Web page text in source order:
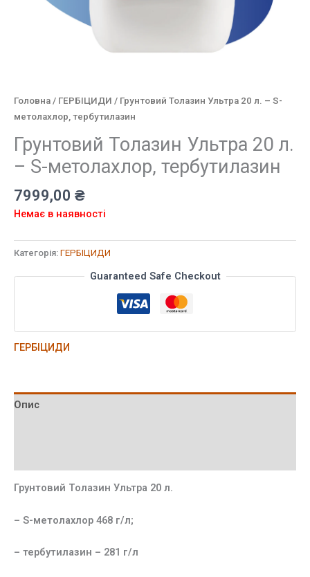
Головна / ГЕРБІЦИДИ / Грунтовий Толазин Ультра 20 л. – S-
метолахлор, тербутилазин
Грунтовий Толазин Ультра 20 л.
– S-метолахлор, тербутилазин
7999,00 ₴
Немає в наявності
Категорія: ГЕРБІЦИДИ
Guaranteed Safe Checkout
ГЕРБІЦИДИ
Опис
Грунтовий Толазин Ультра 20 л.
– S-метолахлор 468 г/л;
– тербутилазин – 281 г/л